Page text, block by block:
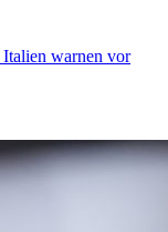
warnen vor